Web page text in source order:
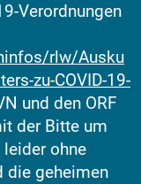
Verordnungen
rlw/Ausku
zu-COVID-19-
und den ORF
der Bitte um
ohne
die geheimen